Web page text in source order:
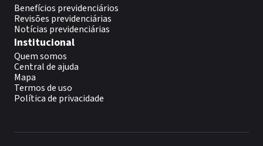
Benefícios previdenciários
Revisões previdenciárias
Notícias previdenciárias
Institucional
Quem somos
Central de ajuda
Mapa
Termos de uso
Política de privacidade